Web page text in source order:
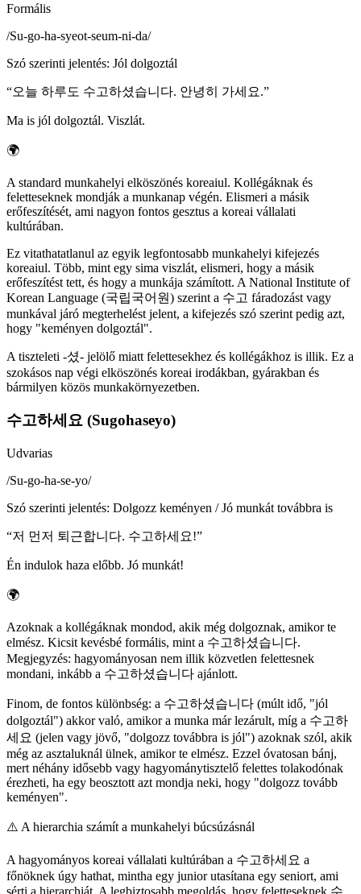
Formális
/Su-go-ha-syeot-seum-ni-da/
Szó szerinti jelentés: Jól dolgoztál
“오늘 하루도 수고하셨습니다. 안녕히 가세요.”
Ma is jól dolgoztál. Viszlát.
🌍
A standard munkahelyi elköszönés koreaiul. Kollégáknak és
feletteseknek mondják a munkanap végén. Elismeri a másik
erőfeszítését, ami nagyon fontos gesztus a koreai vállalati
kultúrában.
Ez vitathatatlanul az egyik legfontosabb munkahelyi kifejezés
koreaiul. Több, mint egy sima viszlát, elismeri, hogy a másik
erőfeszítést tett, és hogy a munkája számított. A National Institute of
Korean Language (국립국어원) szerint a 수고 fáradozást vagy
munkával járó megterhelést jelent, a kifejezés szó szerint pedig azt,
hogy "keményen dolgoztál".
A tiszteleti -셨- jelölő miatt felettesekhez és kollégákhoz is illik. Ez a
szokásos nap végi elköszönés koreai irodákban, gyárakban és
bármilyen közös munkakörnyezetben.
수고하세요 (Sugohaseyo)
Udvarias
/Su-go-ha-se-yo/
Szó szerinti jelentés: Dolgozz keményen / Jó munkát továbbra is
“저 먼저 퇴근합니다. 수고하세요!”
Én indulok haza előbb. Jó munkát!
🌍
Azoknak a kollégáknak mondod, akik még dolgoznak, amikor te
elmész. Kicsit kevésbé formális, mint a 수고하셨습니다.
Megjegyzés: hagyományosan nem illik közvetlen felettesnek
mondani, inkább a 수고하셨습니다 ajánlott.
Finom, de fontos különbség: a 수고하셨습니다 (múlt idő, "jól
dolgoztál") akkor való, amikor a munka már lezárult, míg a 수고하
세요 (jelen vagy jövő, "dolgozz továbbra is jól") azoknak szól, akik
még az asztaluknál ülnek, amikor te elmész. Ezzel óvatosan bánj,
mert néhány idősebb vagy hagyománytisztelő felettes tolakodónak
érezheti, ha egy beosztott azt mondja neki, hogy "dolgozz tovább
keményen".
⚠️ A hierarchia számít a munkahelyi búcsúzásnál
A hagyományos koreai vállalati kultúrában a 수고하세요 a
főnöknek úgy hathat, mintha egy junior utasítana egy seniort, ami
sérti a hierarchiát. A legbiztosabb megoldás, hogy feletteseknek 수